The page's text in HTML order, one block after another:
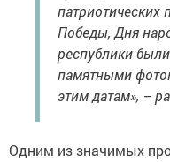
патриотических
Победы, Дня
республики
памятными
этим датам», –
Одним из значимых